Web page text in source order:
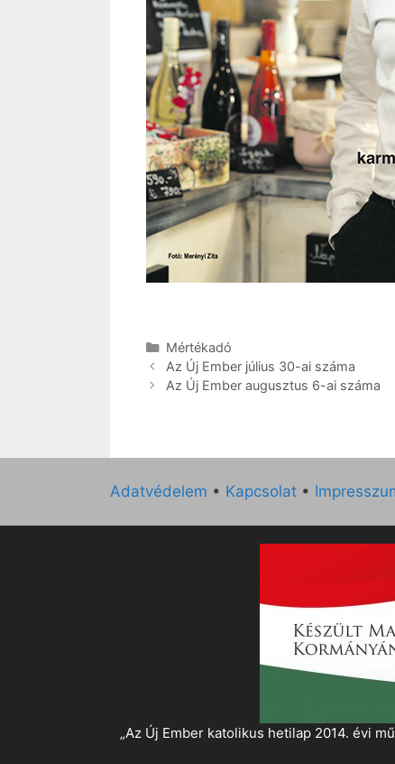
Kategória
Mértékadó
Az Új Ember július 30-ai száma
Az Új Ember augusztus 6-ai száma
Adatvédelem • Kapcsolat •
„Az Új Ember katolikus hetilap 2014. évi